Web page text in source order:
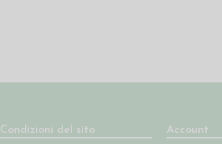
Condizioni del sito Account